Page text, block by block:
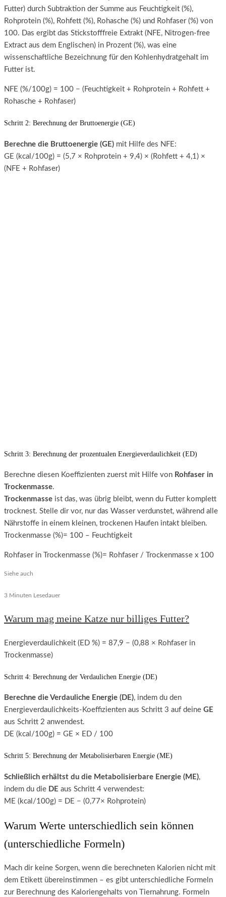
Futter) durch Subtraktion der Summe aus Feuchtigkeit (%),
Rohprotein (%), Rohfett (%), Rohasche (%) und Rohfaser (%) von
100. Das ergibt das Stickstofffreie Extrakt (NFE, Nitrogen-free
Extract aus dem Englischen) in Prozent (%), was eine
wissenschaftliche Bezeichnung für den Kohlenhydratgehalt im
Futter ist.
NFE (%/100g) = 100 − (Feuchtigkeit + Rohprotein + Rohfett +
Rohasche + Rohfaser)
Schritt 2: Berechnung der Bruttoenergie (GE)
Berechne die Bruttoenergie (GE) mit Hilfe des NFE:
GE (kcal/100g) = (5,7 × Rohprotein + 9,4) × (Rohfett + 4,1) ×
(NFE + Rohfaser)
Schritt 3: Berechnung der prozentualen Energieverdaulichkeit (ED)
Berechne diesen Koeffizienten zuerst mit Hilfe von Rohfaser in
Trockenmasse.
Trockenmasse ist das, was übrig bleibt, wenn du Futter komplett
trocknest. Stelle dir vor, nur das Wasser verdunstet, während alle
Nährstoffe in einem kleinen, trockenen Haufen intakt bleiben.
Trockenmasse (%)= 100 – Feuchtigkeit
Rohfaser in Trockenmasse (%)= Rohfaser / Trockenmasse x 100
Siehe auch
3 Minuten Lesedauer
Warum mag meine Katze nur billiges Futter?
Energieverdaulichkeit (ED %) = 87,9 − (0,88 × Rohfaser in
Trockenmasse)
Schritt 4: Berechnung der Verdaulichen Energie (DE)
Berechne die Verdauliche Energie (DE), indem du den
Energieverdaulichkeits-Koeffizienten aus Schritt 3 auf deine GE
aus Schritt 2 anwendest.
DE (kcal/100g) = GE × ED / 100
Schritt 5: Berechnung der Metabolisierbaren Energie (ME)
Schließlich erhältst du die Metabolisierbare Energie (ME),
indem du die DE aus Schritt 4 verwendest:
ME (kcal/100g) = DE − (0,77× Rohprotein)
Warum Werte unterschiedlich sein können
(unterschiedliche Formeln)
Mach dir keine Sorgen, wenn die berechneten Kalorien nicht mit
dem Etikett übereinstimmen – es gibt unterschiedliche Formeln
zur Berechnung des Kaloriengehalts von Tiernahrung. Formeln